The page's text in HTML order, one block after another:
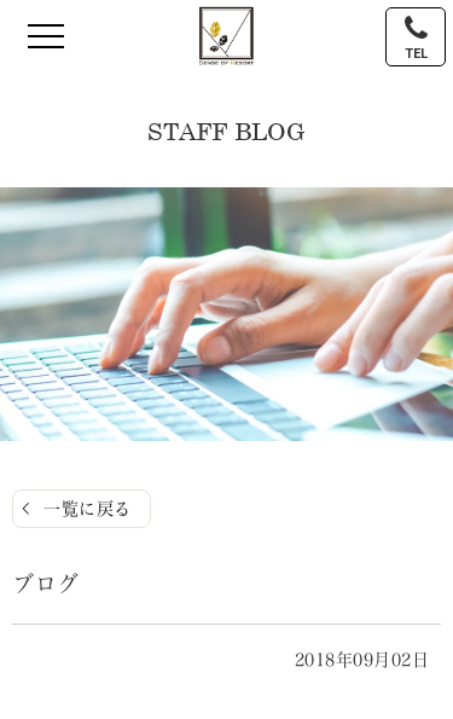
TEL
STAFF BLOG
一覧に戻る
ブログ
2018年09月02日